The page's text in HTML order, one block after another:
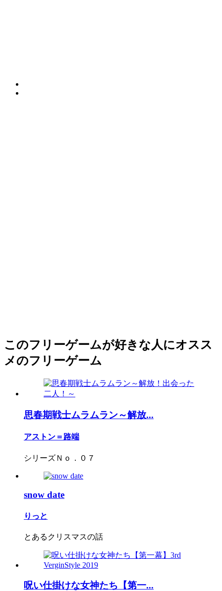
このフリーゲームが好きな人にオスス
メのフリーゲーム
思春期戦士ムラムラン～解放...
アストン＝路端
シリーズＮｏ．０７
snow date
りっと
とあるクリスマスの話
呪い仕掛けな女神たち【第一...